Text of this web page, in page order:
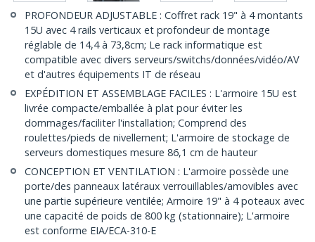
PROFONDEUR ADJUSTABLE : Coffret rack 19" à 4 montants
15U avec 4 rails verticaux et profondeur de montage
réglable de 14,4 à 73,8cm; Le rack informatique est
compatible avec divers serveurs/switchs/données/vidéo/AV
et d'autres équipements IT de réseau
EXPÉDITION ET ASSEMBLAGE FACILES : L'armoire 15U est
livrée compacte/emballée à plat pour éviter les
dommages/faciliter l'installation; Comprend des
roulettes/pieds de nivellement; L'armoire de stockage de
serveurs domestiques mesure 86,1 cm de hauteur
CONCEPTION ET VENTILATION : L'armoire possède une
porte/des panneaux latéraux verrouillables/amovibles avec
une partie supérieure ventilée; Armoire 19" à 4 poteaux avec
une capacité de poids de 800 kg (stationnaire); L'armoire
est conforme EIA/ECA-310-E